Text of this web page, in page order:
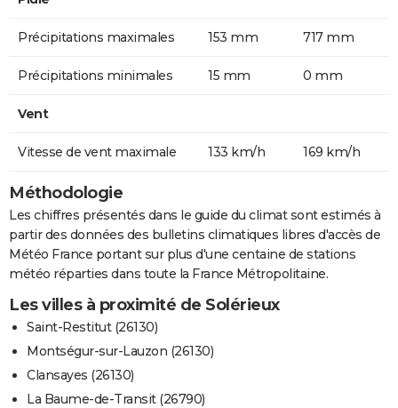
Précipitations maximales 153 mm 717 mm
Précipitations minimales 15 mm 0 mm
Vent
Vitesse de vent maximale 133 km/h 169 km/h
Méthodologie
Les chiffres présentés dans le guide du climat sont estimés à
partir des données des bulletins climatiques libres d'accès de
Météo France portant sur plus d'une centaine de stations
météo réparties dans toute la France Métropolitaine.
Les villes à proximité de Solérieux
Saint-Restitut (26130)
Montségur-sur-Lauzon (26130)
Clansayes (26130)
La Baume-de-Transit (26790)